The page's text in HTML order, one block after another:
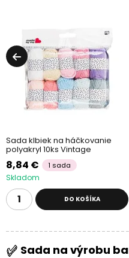
Sada klbiek na háčkovanie
polyakryl 10ks Vintage
8,84 € 1 sada
Skladom
DO KOŠÍKA
Sada na výrobu